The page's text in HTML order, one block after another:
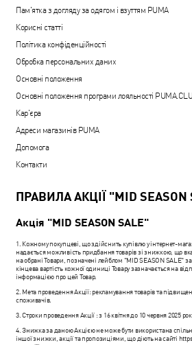
ПРАВИЛА АКЦІЇ "MID SEASON
Акція "MID SEASON SALE"
1. Кожному покупцеві, що здійснить купівлю у інтернет-
надається можливість придбання товарів зі знижкою, що
на обрані Товари, позначені лейблом "MID SEASON SALE"
кінцева вартість кожної одиниці Товару зазначається на
інформацією про цей Товар.
2. Мета проведення Акції: рекламування товарів та
споживачів.
3. Строки проведення Акції : з 16 квітня до 10 червня 2025
4. Знижка за даною Акцією не може бути використана
іншої знижки, акції та пропозиціями, що діють на сайті
Пам'ятка з догляду за одягом і взуттям PUMA
Корисні статті
Політика конфіденційності
Обробка персональних даних
Основні положення
Основні положення програми лояльності
Кар'єра
Адреси магазинів PUMA
Допомога
Контакти